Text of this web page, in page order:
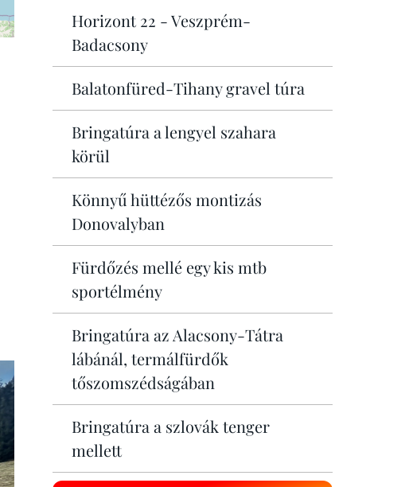
Horizont 22 - Veszprém-
Badacsony
Balatonfüred-Tihany gravel túra
Bringatúra a lengyel szahara
körül
Könnyű hüttézős montizás
Donovalyban
Fürdőzés mellé egy kis mtb
sportélmény
Bringatúra az Alacsony-Tátra
lábánál, termálfürdők
tőszomszédságában
Bringatúra a szlovák tenger
mellett